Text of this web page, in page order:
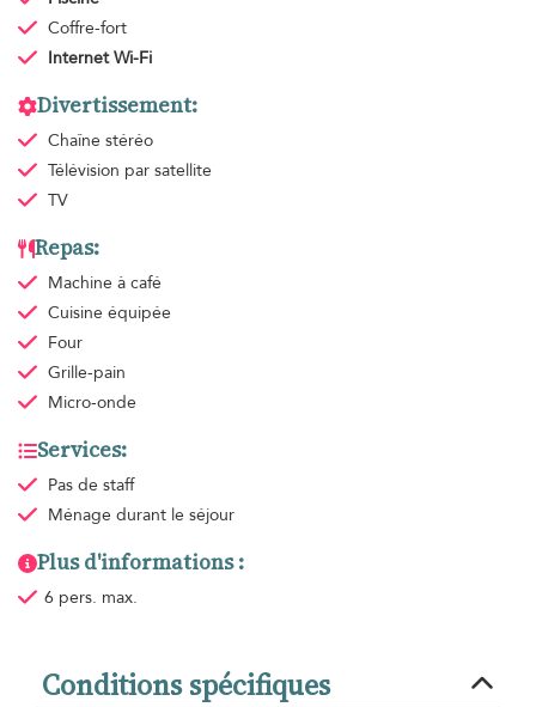
Coffre-fort
Internet Wi-Fi
Divertissement:
Chaîne stéréo
Télévision par satellite
TV
Repas:
Machine à café
Cuisine équipée
Four
Grille-pain
Micro-onde
Services:
Pas de staff
Ménage durant le séjour
Plus d'informations :
6 pers. max.
Conditions spécifiques